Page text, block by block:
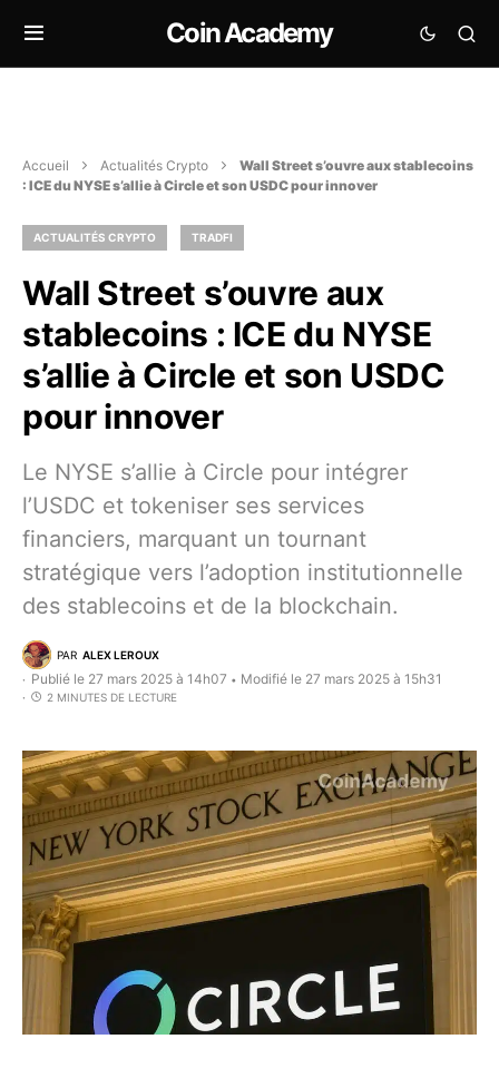
Coin Academy
Accueil Actualités Crypto
Wall Street s’ouvre aux stablecoins
: ICE du NYSE s’allie à Circle et son USDC pour innover
ACTUALITÉS CRYPTO TRADFI
Wall Street s’ouvre aux
stablecoins : ICE du NYSE
s’allie à Circle et son USDC
pour innover
Le NYSE s’allie à Circle pour intégrer
l’USDC et tokeniser ses services
financiers, marquant un tournant
stratégique vers l’adoption institutionnelle
des stablecoins et de la blockchain.
PAR ALEX LEROUX
Publié le 27 mars 2025 à 14h07 • Modifié le 27 mars 2025 à 15h31
2 MINUTES DE LECTURE